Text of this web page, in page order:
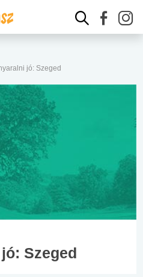
jó: Szeged
Szeged